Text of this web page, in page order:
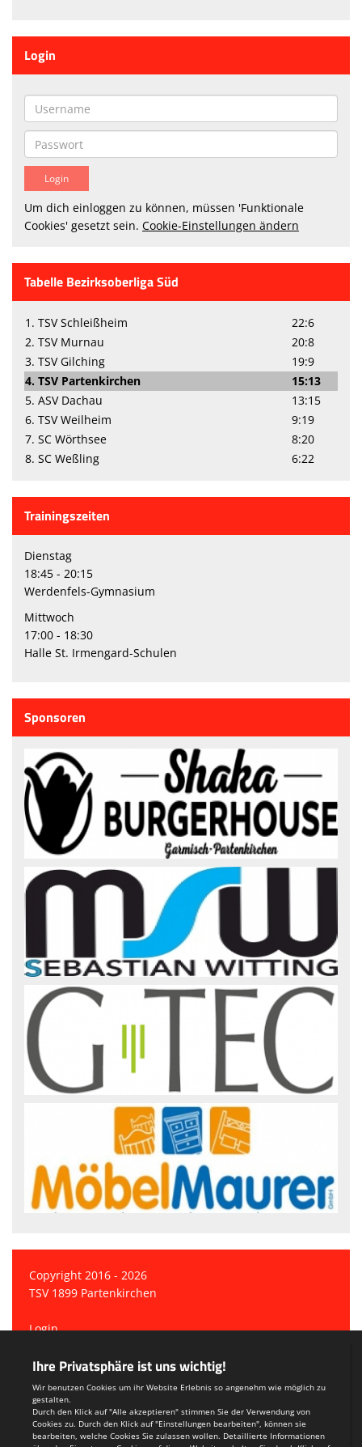
Login
Um dich einloggen zu können, müssen 'Funktionale
Cookies' gesetzt sein. Cookie-Einstellungen ändern
Tabelle Bezirksoberliga Süd
1. TSV Schleißheim
22:6
2. TSV Murnau
20:8
3. TSV Gilching
19:9
4. TSV Partenkirchen
15:13
5. ASV Dachau
13:15
6. TSV Weilheim
9:19
7. SC Wörthsee
8:20
8. SC Weßling
6:22
Trainingszeiten
Dienstag
18:45 - 20:15
Werdenfels-Gymnasium
Mittwoch
17:00 - 18:30
Halle St. Irmengard-Schulen
Sponsoren
Copyright 2016 - 2026
TSV 1899 Partenkirchen
Login
Teamsports 2
Dein Sportverein online